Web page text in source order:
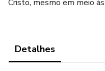
Cristo, mesmo em meio
Detalhes